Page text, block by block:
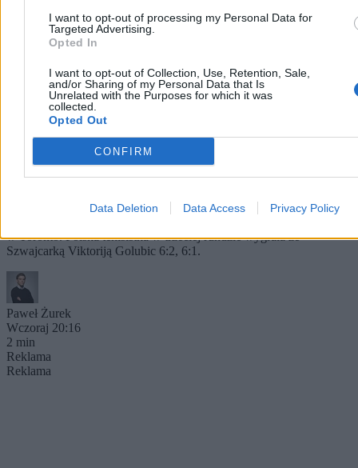
I want to opt-out of processing my Personal Data for
Targeted Advertising.
Opted In
I want to opt-out of Collection, Use, Retention, Sale,
and/or Sharing of my Personal Data that Is
Unrelated with the Purposes for which it was
collected.
Opted Out
CONFIRM
Data Deletion Data Access Privacy Policy
Dobra forma Igi Świątek. Rywalka nie miała
w Toronto. Polska tenisistka w trzeciej rundzie wygrała ze
Szwajcarką Viktoriją Golubic 6:2, 6:1.
Paweł Żurek
Wczoraj 20:16
2 min
Reklama
Reklama